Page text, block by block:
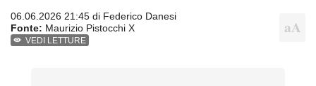
06.06.2026 21:45 di Federico Danesi
Fonte: Maurizio Pistocchi X
VEDI LETTURE